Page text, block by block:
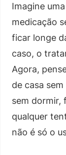
Imagine
medicação
ficar longe
caso, o
Agora,
de casa
sem dormir,
qualquer
não é só o